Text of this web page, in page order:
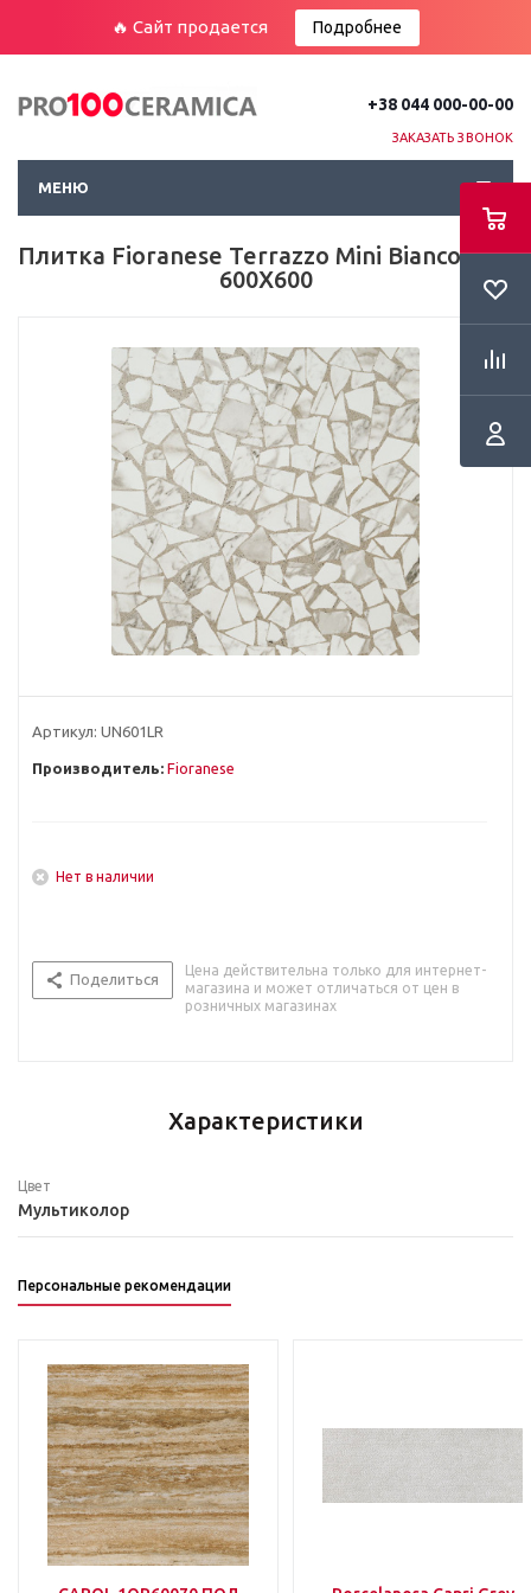
🔥 Сайт продается Подробнее
+38 044 000-00-00
ЗАКАЗАТЬ ЗВОНОК
МЕНЮ
Плитка Fioranese Terrazzo Mini Bianco Пол
600Х600
Артикул: UN601LR
Производитель: Fioranese
Нет в наличии
Поделиться
Цена действительна только для интернет-
магазина и может отличаться от цен в
розничных магазинах
Характеристики
Цвет
Мультиколор
Персональные рекомендации